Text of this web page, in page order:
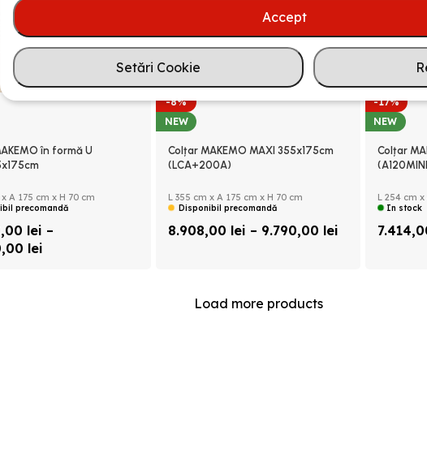
în formă U
A 175 cm x H 70 cm
precomandă
lei –
lei
-8%
NEW
Colțar MAKEMO MAXI 355x175cm
(LCA+200A)
L 355 cm x A 175 cm x H 70 cm
Disponibil precomandă
8.908,00 lei – 9.790,00 lei
-17%
NEW
Colțar
L 254 cm
In stock
Load more products
Accept
Setări Cookie